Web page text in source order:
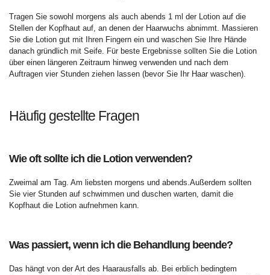
Tragen Sie sowohl morgens als auch abends 1 ml der Lotion auf die
Stellen der Kopfhaut auf, an denen der Haarwuchs abnimmt. Massieren
Sie die Lotion gut mit Ihren Fingern ein und waschen Sie Ihre Hände
danach gründlich mit Seife. Für beste Ergebnisse sollten Sie die Lotion
über einen längeren Zeitraum hinweg verwenden und nach dem
Auftragen vier Stunden ziehen lassen (bevor Sie Ihr Haar waschen).
Häufig gestellte Fragen
Wie oft sollte ich die Lotion verwenden?
Zweimal am Tag. Am liebsten morgens und abends.Außerdem sollten
Sie vier Stunden auf schwimmen und duschen warten, damit die
Kopfhaut die Lotion aufnehmen kann.
Was passiert, wenn ich die Behandlung beende?
Das hängt von der Art des Haarausfalls ab. Bei erblich bedingtem